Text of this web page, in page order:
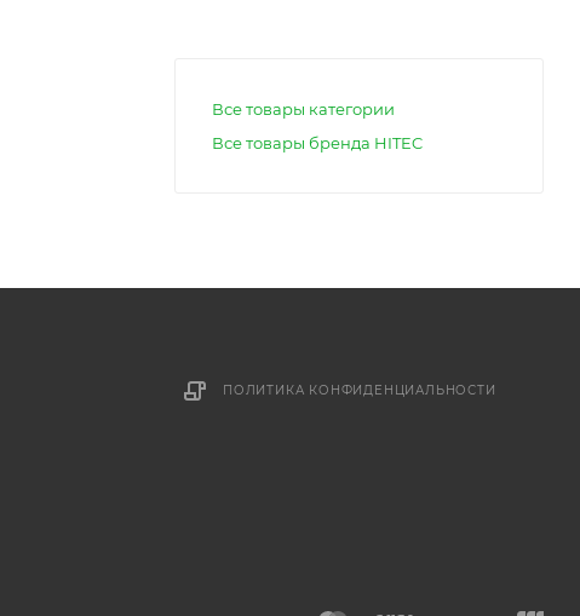
Все товары категории
Все товары бренда HITEC
ПОЛИТИКА КОНФИДЕНЦИАЛЬНОСТИ